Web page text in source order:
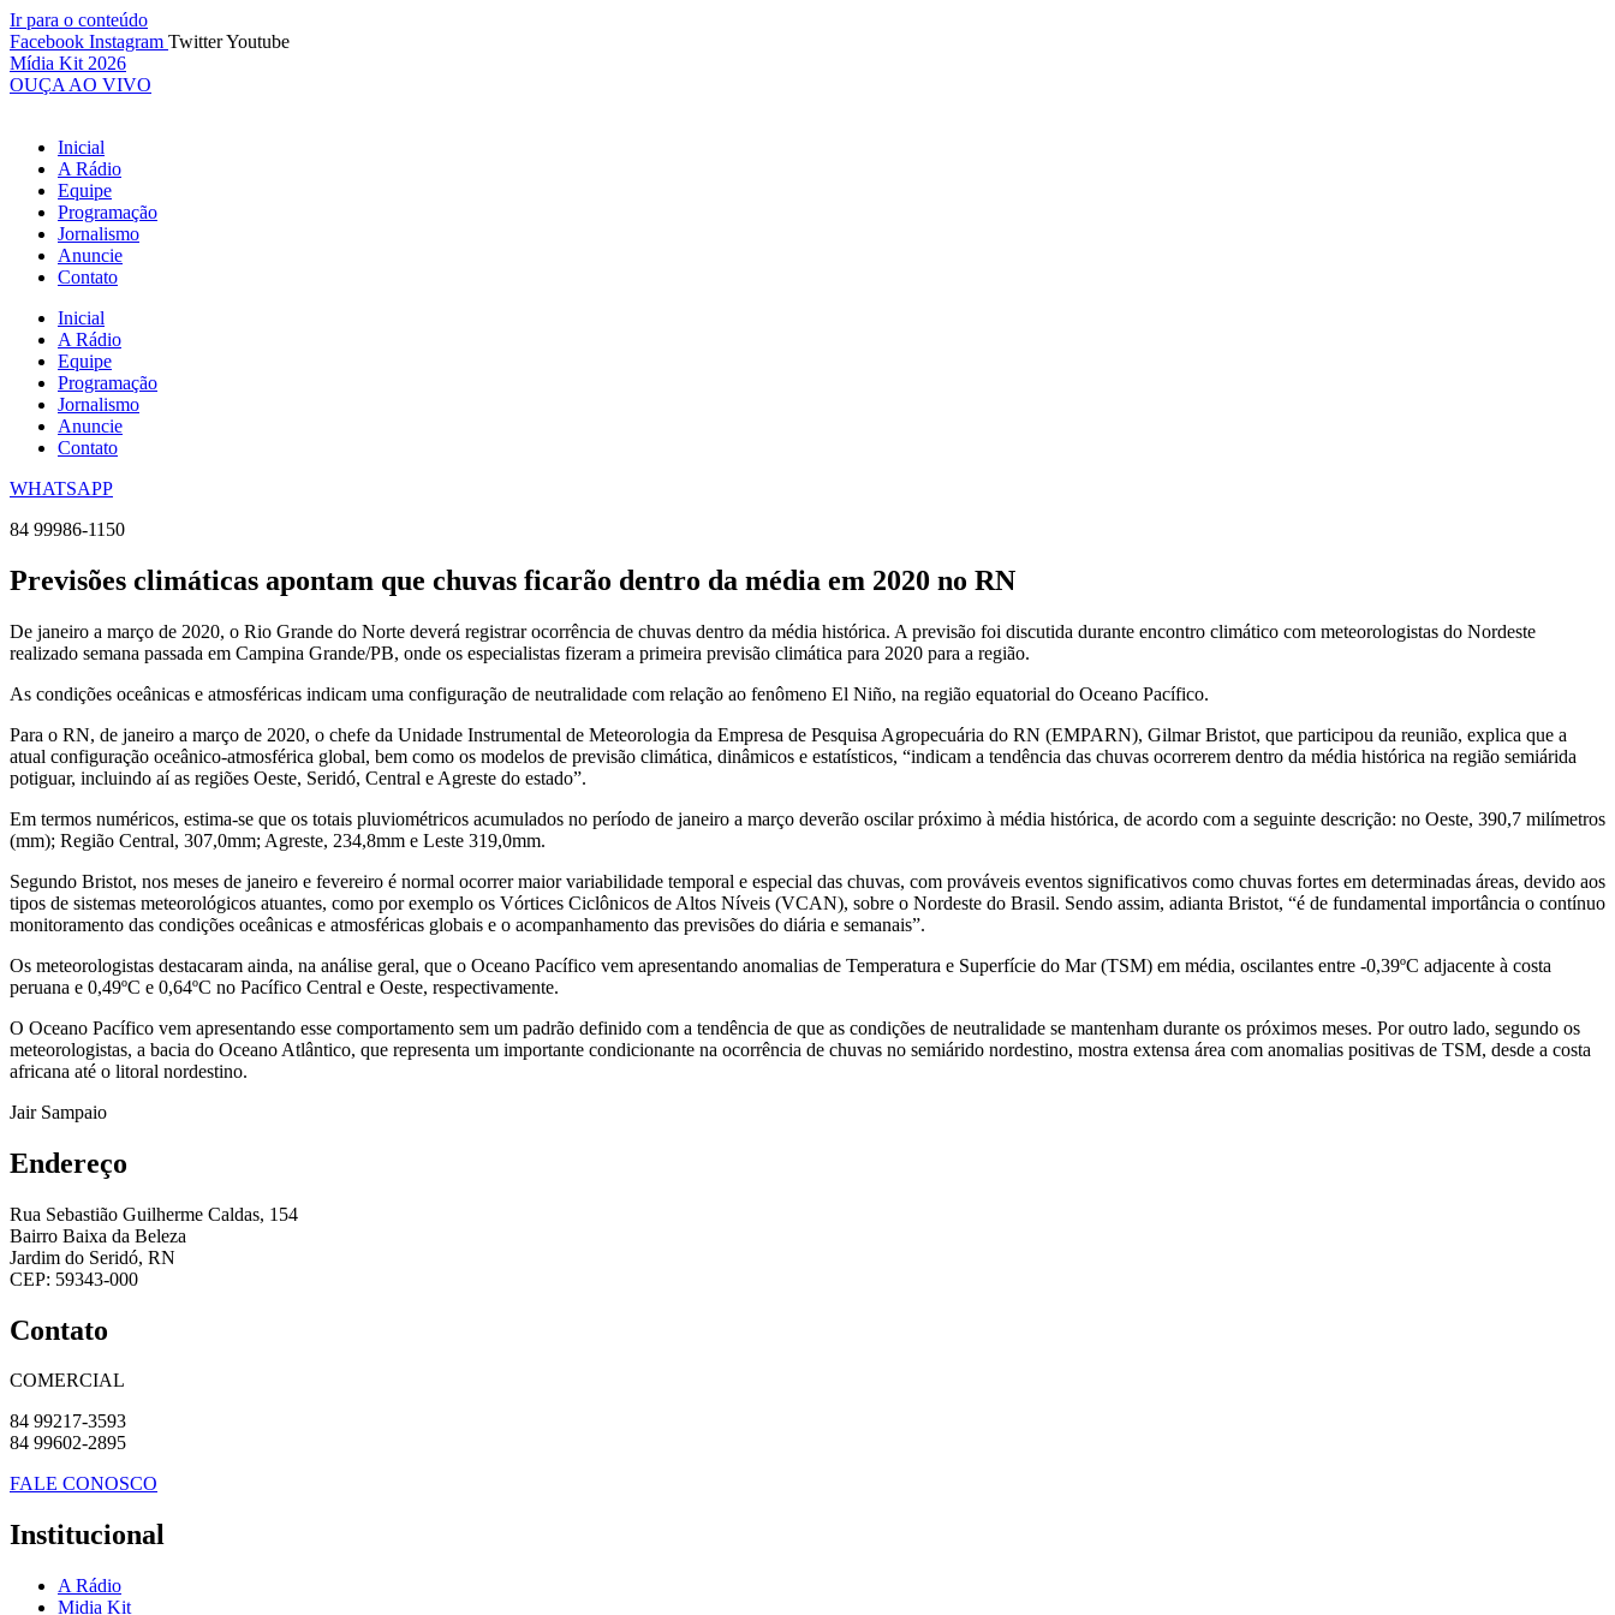
Ir para o conteúdo
Facebook Instagram TwitterYoutube
Mídia Kit 2026
OUÇA AO VIVO
Inicial
A Rádio
Equipe
Programação
Jornalismo
Anuncie
Contato
Inicial
A Rádio
Equipe
Programação
Jornalismo
Anuncie
Contato
WHATSAPP
84 99986-1150
Previsões climáticas apontam que chuvas ficarão dentro da média em 2020 no RN
De janeiro a março de 2020, o Rio Grande do Norte deverá registrar ocorrência de chuvas dentro da média histórica. A previsão foi discutida durante encontro climático com meteorologistas do Nordeste
realizado semana passada em Campina Grande/PB, onde os especialistas fizeram a primeira previsão climática para 2020 para a região.
As condições oceânicas e atmosféricas indicam uma configuração de neutralidade com relação ao fenômeno El Niño, na região equatorial do Oceano Pacífico.
Para o RN, de janeiro a março de 2020, o chefe da Unidade Instrumental de Meteorologia da Empresa de Pesquisa Agropecuária do RN (EMPARN), Gilmar Bristot, que participou da reunião, explica que a
atual configuração oceânico-atmosférica global, bem como os modelos de previsão climática, dinâmicos e estatísticos, “indicam a tendência das chuvas ocorrerem dentro da média histórica na região semiárida
potiguar, incluindo aí as regiões Oeste, Seridó, Central e Agreste do estado”.
Em termos numéricos, estima-se que os totais pluviométricos acumulados no período de janeiro a março deverão oscilar próximo à média histórica, de acordo com a seguinte descrição: no Oeste, 390,7 milímetros
(mm); Região Central, 307,0mm; Agreste, 234,8mm e Leste 319,0mm.
Segundo Bristot, nos meses de janeiro e fevereiro é normal ocorrer maior variabilidade temporal e especial das chuvas, com prováveis eventos significativos como chuvas fortes em determinadas áreas, devido aos
tipos de sistemas meteorológicos atuantes, como por exemplo os Vórtices Ciclônicos de Altos Níveis (VCAN), sobre o Nordeste do Brasil. Sendo assim, adianta Bristot, “é de fundamental importância o contínuo
monitoramento das condições oceânicas e atmosféricas globais e o acompanhamento das previsões do diária e semanais”.
Os meteorologistas destacaram ainda, na análise geral, que o Oceano Pacífico vem apresentando anomalias de Temperatura e Superfície do Mar (TSM) em média, oscilantes entre -0,39ºC adjacente à costa
peruana e 0,49ºC e 0,64ºC no Pacífico Central e Oeste, respectivamente.
O Oceano Pacífico vem apresentando esse comportamento sem um padrão definido com a tendência de que as condições de neutralidade se mantenham durante os próximos meses. Por outro lado, segundo os
meteorologistas, a bacia do Oceano Atlântico, que representa um importante condicionante na ocorrência de chuvas no semiárido nordestino, mostra extensa área com anomalias positivas de TSM, desde a costa
africana até o litoral nordestino.
Jair Sampaio
Endereço
Rua Sebastião Guilherme Caldas, 154
Bairro Baixa da Beleza
Jardim do Seridó, RN
CEP: 59343-000
Contato
COMERCIAL
84 99217-3593
84 99602-2895
FALE CONOSCO
Institucional
A Rádio
Midia Kit